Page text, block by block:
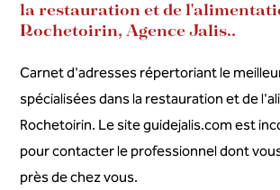
la restauration et de
Rochetoirin, Agence Jalis..
Carnet d'adresses répertoriant le
spécialisées dans la restauration et de
Rochetoirin. Le site guidejalis.com est
pour contacter le professionnel dont
près de chez vous.